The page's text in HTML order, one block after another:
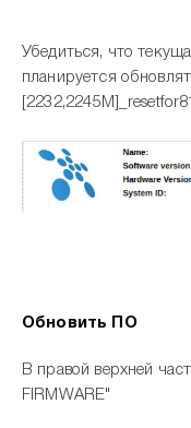
Убедиться, что
планируется
Обновить ПО
В правой верхней
FIRMWARE"